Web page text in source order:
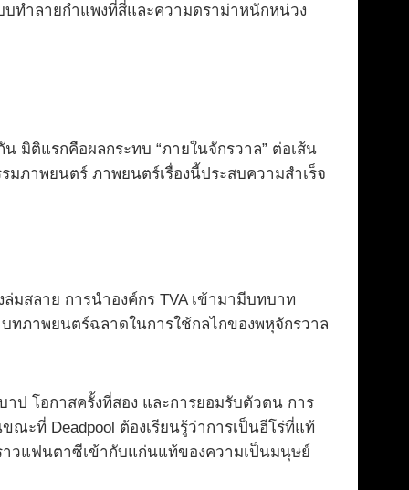
บทำลายกำแพงที่สี่และความดราม่าหนักหน่วง
มิติแรกคือผลกระทบ “ภายในจักรวาล” ต่อเส้น
มภาพยนตร์ ภาพยนตร์เรื่องนี้ประสบความสำเร็จ
ล่มสลาย การนำองค์กร TVA เข้ามามีบทบาท
ทภาพยนตร์ฉลาดในการใช้กลไกของพหุจักรวาล
ป โอกาสครั้งที่สอง และการยอมรับตัวตน การ
ะที่ Deadpool ต้องเรียนรู้ว่าการเป็นฮีโร่ที่แท้
าวแฟนตาซีเข้ากับแก่นแท้ของความเป็นมนุษย์